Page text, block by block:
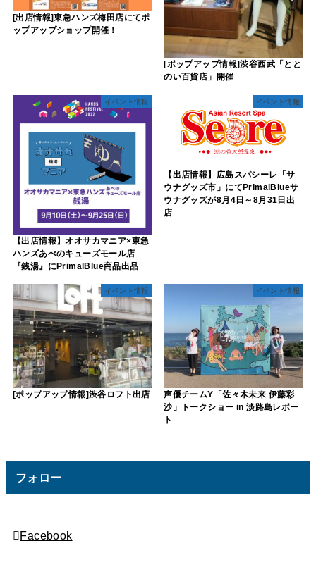
[出店情報]東急ハンズ梅田店にてポ
ップアップショップ開催！
[ポップアップ情報]渋谷西武「とと
のい百貨店」開催
イベント情報
【出店情報】オオサカマニア×東急
ハンズあべのキューズモール店
『銭湯』にPrimalBlue商品出品
イベント情報
【出店情報】広島スパシーレ「サ
ウナグッズ市」にてPrimalBlueサ
ウナグッズが8月4日～8月31日出
店
イベント情報
[ポップアップ情報]渋谷ロフト出店
イベント情報
声優チームY「佐々木未来 伊藤彩
沙」トークショー in 淡路島レポー
ト
フォロー
Facebook